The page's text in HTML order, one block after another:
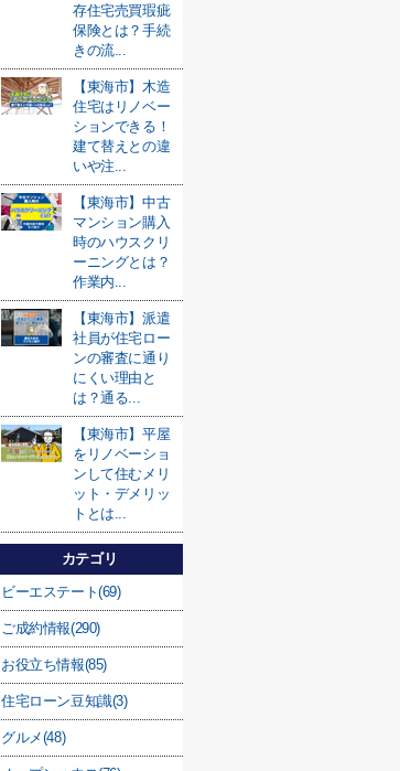
存住宅売買瑕疵
保険とは？手続
きの流...
【東海市】木造
住宅はリノベー
ションできる！
建て替えとの違
いや注...
【東海市】中古
マンション購入
時のハウスクリ
ーニングとは？
作業内...
【東海市】派遣
社員が住宅ロー
ンの審査に通り
にくい理由と
は？通る...
【東海市】平屋
をリノベーショ
ンして住むメリ
ット・デメリッ
トとは...
カテゴリ
ビーエステート(69)
ご成約情報(290)
お役立ち情報(85)
住宅ローン豆知識(3)
グルメ(48)